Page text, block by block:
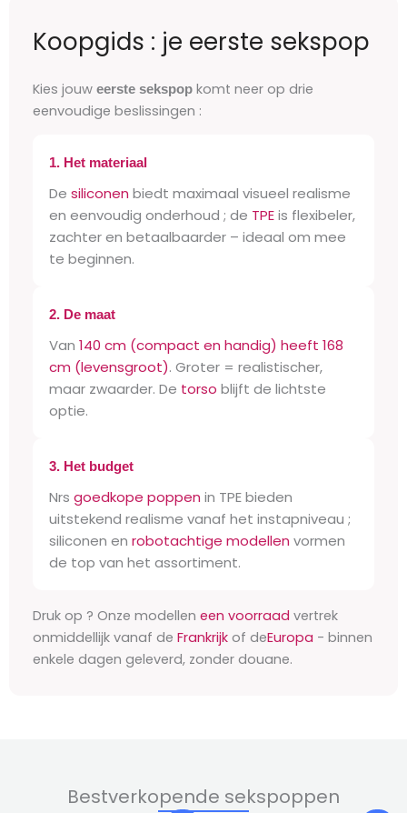
Koopgids : je eerste sekspop
Kies jouw eerste sekspop komt neer op drie
eenvoudige beslissingen :
1. Het materiaal
De siliconen biedt maximaal visueel realisme
en eenvoudig onderhoud ; de TPEis flexibeler,
zachter en betaalbaarder – ideaal om mee
te beginnen.
2. De maat
Van 140 cm (compact en handig) heeft 168
cm (levensgroot). Groter = realistischer,
maar zwaarder. De torso blijft de lichtste
optie.
3. Het budget
Nrs goedkope poppen in TPE bieden
uitstekend realisme vanaf het instapniveau ;
siliconen en robotachtige modellen vormen
de top van het assortiment.
Druk op ? Onze modellen een voorraad vertrek
onmiddellijk vanaf de Frankrijk of deEuropa - binnen
enkele dagen geleverd, zonder douane.
Bestverkopende sekspoppen